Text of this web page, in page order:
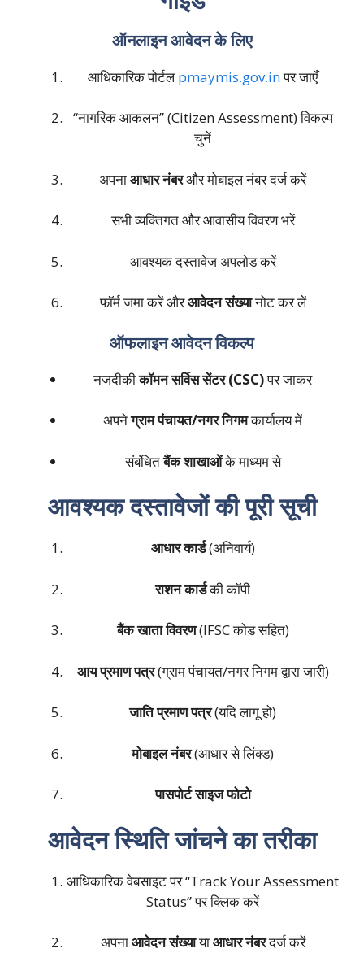
ऑनलाइन आवेदन के लिए
आधिकारिक पोर्टलpmaymis.gov.inपर जाएँ
“नागरिक आकलन” (Citizen Assessment) विकल्प
चुनें
अपनाआधार नंबरऔर मोबाइल नंबर दर्ज करें
सभी व्यक्तिगत और आवासीय विवरण भरें
आवश्यक दस्तावेज अपलोड करें
फॉर्म जमा करें औरआवेदन संख्यानोट कर लें
ऑफलाइन आवेदन विकल्प
नजदीकीकॉमन सर्विस सेंटर (CSC)पर जाकर
अपनेग्राम पंचायत/नगर निगमकार्यालय में
संबंधितबैंक शाखाओंके माध्यम से
आवश्यक दस्तावेजों की पूरी सूची
आधार कार्ड(अनिवार्य)
राशन कार्डकी कॉपी
बैंक खाता विवरण(IFSC कोड सहित)
आय प्रमाण पत्र(ग्राम पंचायत/नगर निगम द्वारा जारी)
जाति प्रमाण पत्र(यदि लागू हो)
मोबाइल नंबर(आधार से लिंक्ड)
पासपोर्ट साइज फोटो
आवेदन स्थिति जांचने का तरीका
आधिकारिक वेबसाइट पर “Track Your Assessment
Status” पर क्लिक करें
अपनाआवेदन संख्यायाआधार नंबरदर्ज करें